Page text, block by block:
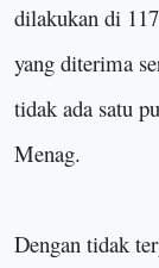
dilakukan di
yang diterima
tidak ada satu
Menag.
Dengan tidak